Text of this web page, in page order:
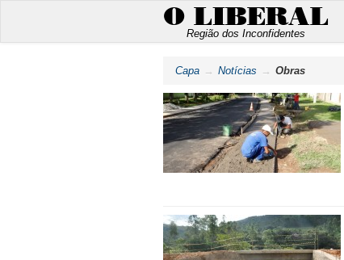
O LIBERAL
Região dos Inconfidentes
Capa Notícias Obras